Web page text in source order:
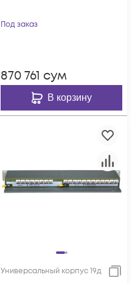
Под заказ
870 761 сум
В корзину
Универсальный корпус 19д